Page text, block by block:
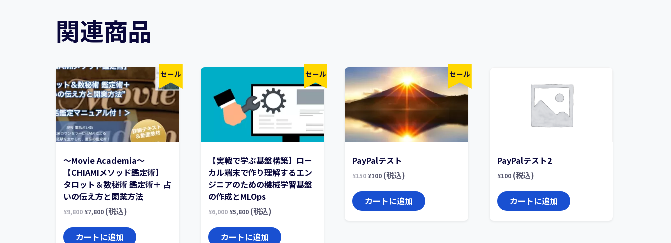
関連商品
セール
〜Movie Academia〜
【CHIAMIメソッド鑑定術】
タロット＆数秘術 鑑定術＋ 占
いの伝え方と開業方法
¥9,800¥7,800 (税込)
カートに追加
セール
【実戦で学ぶ基盤構築】ロー
カル端末で作り理解するエン
ジニアのための機械学習基盤
の作成とMLOps
¥6,000 ¥5,800 (税込)
カートに追加
セール
PayPalテスト
¥150¥100 (税込)
カートに追加
PayPalテスト2
¥100 (税込)
カートに追加